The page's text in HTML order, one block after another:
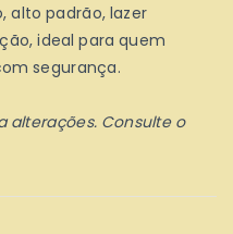
alto padrão, lazer
ideal para quem
segurança.
alterações. Consulte o